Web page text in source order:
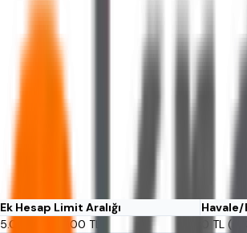
Ek Hesap Limit Aralığı
5.000 - 50.000 TL
0 TL (ilk